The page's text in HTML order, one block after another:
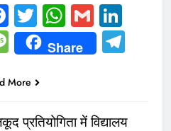
Facebook
TwitterGmail
Message
Share
More
प्रतियोगिता में विद्यालय